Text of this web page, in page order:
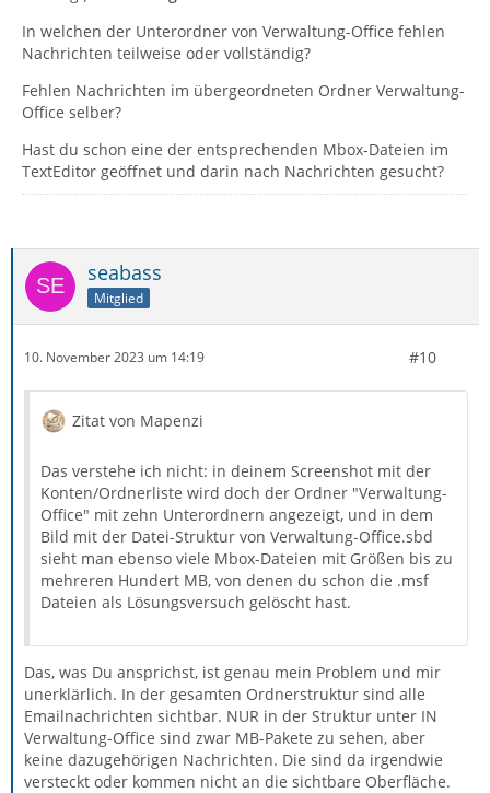
In welchen der Unterordner von Verwaltung-Office fehlen
Nachrichten teilweise oder vollständig?
Fehlen Nachrichten im übergeordneten Ordner Verwaltung-
Office selber?
Hast du schon eine der entsprechenden Mbox-Dateien im
TextEditor geöffnet und darin nach Nachrichten gesucht?
seabass
Mitglied
10. November 2023 um 14:19 #10
Zitat von Mapenzi
Das verstehe ich nicht: in deinem Screenshot mit der
Konten/Ordnerliste wird doch der Ordner "Verwaltung-
Office" mit zehn Unterordnern angezeigt, und in dem
Bild mit der Datei-Struktur von Verwaltung-Office.sbd
sieht man ebenso viele Mbox-Dateien mit Größen bis zu
mehreren Hundert MB, von denen du schon die .msf
Dateien als Lösungsversuch gelöscht hast.
Das, was Du ansprichst, ist genau mein Problem und mir
unerklärlich. In der gesamten Ordnerstruktur sind alle
Emailnachrichten sichtbar. NUR in der Struktur unter IN
Verwaltung-Office sind zwar MB-Pakete zu sehen, aber
keine dazugehörigen Nachrichten. Die sind da irgendwie
versteckt oder kommen nicht an die sichtbare Oberfläche.